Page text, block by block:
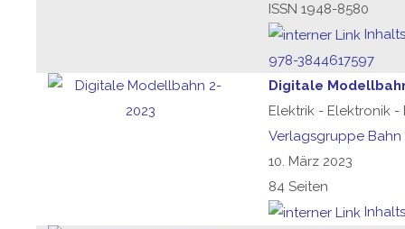
ISSN 1948-8580
978-3844617597
Digitale
Elektrik - Elektronik
Verlagsgruppe Bahn
10. März 2023
84 Seiten